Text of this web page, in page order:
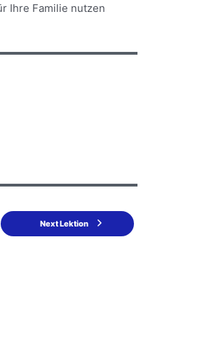
Ihre Familie nutzen
Next Lektion